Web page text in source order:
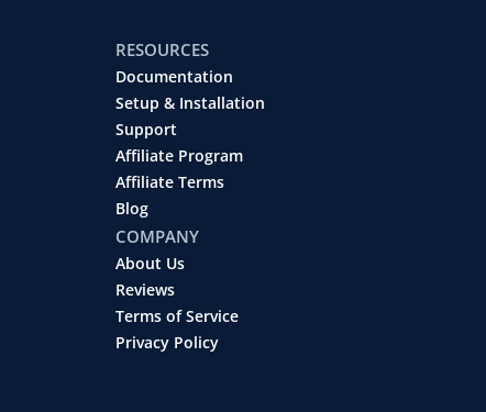
RESOURCES
Documentation
Setup & Installation
Support
Affiliate Program
Affiliate Terms
Blog
COMPANY
About Us
Reviews
Terms of Service
Privacy Policy